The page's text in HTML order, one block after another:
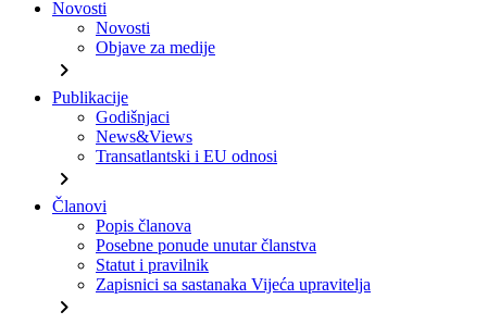
Novosti
Novosti
Objave za medije
chevron_right
Publikacije
Godišnjaci
News&Views
Transatlantski i EU odnosi
chevron_right
Članovi
Popis članova
Posebne ponude unutar članstva
Statut i pravilnik
Zapisnici sa sastanaka Vijeća upravitelja
chevron_right